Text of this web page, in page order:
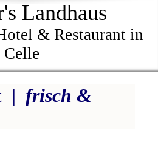
Landhaus
& Restaurant in
Celle
| frisch &